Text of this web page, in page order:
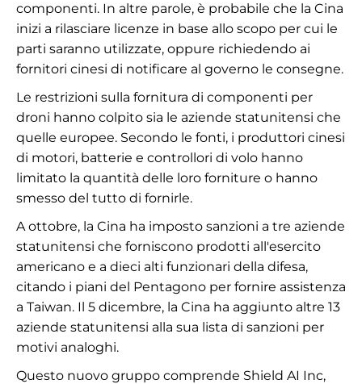
componenti. In altre parole, è probabile che la Cina
inizi a rilasciare licenze in base allo scopo per cui le
parti saranno utilizzate, oppure richiedendo ai
fornitori cinesi di notificare al governo le consegne.
Le restrizioni sulla fornitura di componenti per
droni hanno colpito sia le aziende statunitensi che
quelle europee. Secondo le fonti, i produttori cinesi
di motori, batterie e controllori di volo hanno
limitato la quantità delle loro forniture o hanno
smesso del tutto di fornirle.
A ottobre, la Cina ha imposto sanzioni a tre aziende
statunitensi che forniscono prodotti all'esercito
americano e a dieci alti funzionari della difesa,
citando i piani del Pentagono per fornire assistenza
a Taiwan. Il 5 dicembre, la Cina ha aggiunto altre 13
aziende statunitensi alla sua lista di sanzioni per
motivi analoghi.
Questo nuovo gruppo comprende Shield AI Inc,